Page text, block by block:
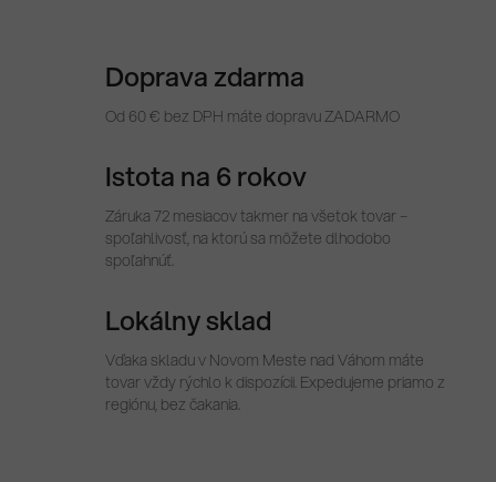
Doprava zdarma
Od 60 € bez DPH máte dopravu ZADARMO
Istota na 6 rokov
Záruka 72 mesiacov takmer na všetok tovar –
spoľahlivosť, na ktorú sa môžete dlhodobo
spoľahnúť.
Lokálny sklad
Vďaka skladu v Novom Meste nad Váhom máte
tovar vždy rýchlo k dispozícii. Expedujeme priamo z
regiónu, bez čakania.